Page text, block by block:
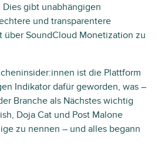
gibt unabhängigen
und transparentere
über SoundCloud Monetization zu
ist die Plattform
Indikator dafür geworden, was –
Branche als Nächstes wichtig
Doja Cat und Post Malone
zu nennen – und alles begann